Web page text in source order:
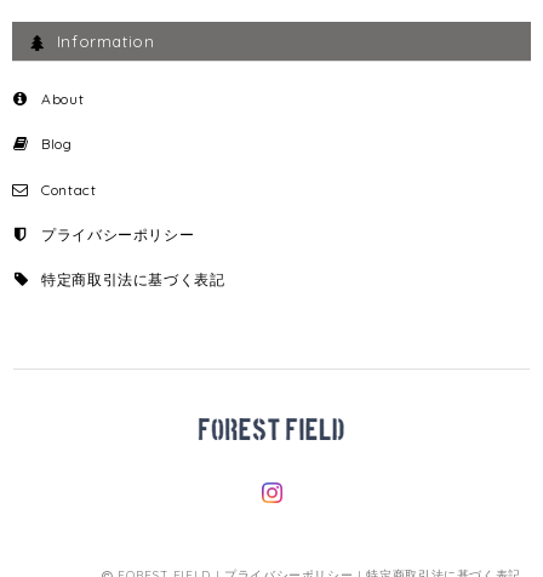
Information
About
Blog
Contact
プライバシーポリシー
特定商取引法に基づく表記